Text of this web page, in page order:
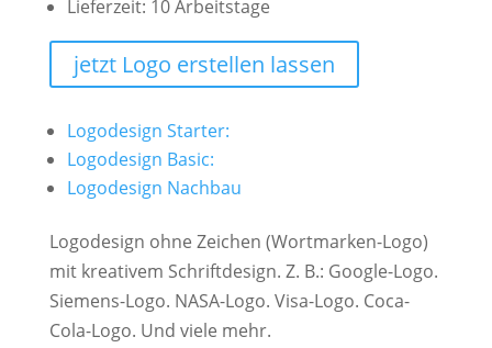
Lieferzeit: 10 Arbeitstage
jetzt Logo erstellen lassen
Logodesign Starter:
Logodesign Basic:
Logodesign Nachbau
Logodesign ohne Zeichen (Wortmarken-Logo)
mit kreativem Schriftdesign. Z. B.: Google-Logo.
Siemens-Logo. NASA-Logo. Visa-Logo. Coca-
Cola-Logo. Und viele mehr.